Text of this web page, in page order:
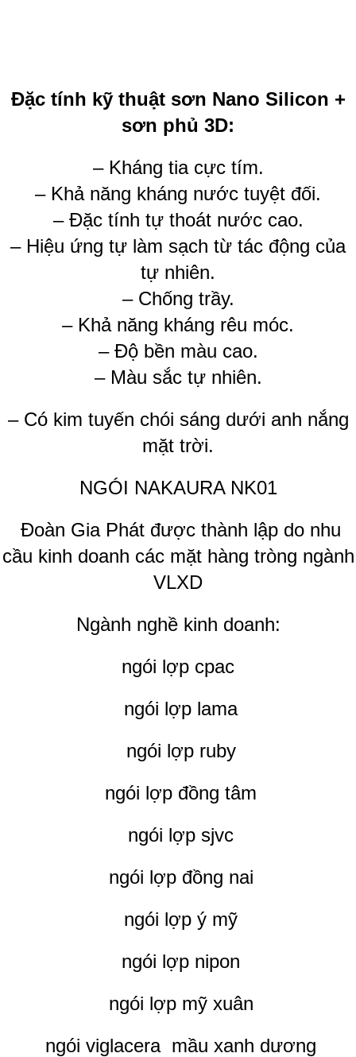
Đặc tính kỹ thuật sơn Nano Silicon +
sơn phủ 3D:
– Kháng tia cực tím.
– Khả năng kháng nước tuyệt đối.
– Đặc tính tự thoát nước cao.
– Hiệu ứng tự làm sạch từ tác động của
tự nhiên.
– Chống trầy.
– Khả năng kháng rêu móc.
– Độ bền màu cao.
– Màu sắc tự nhiên.
– Có kim tuyến chói sáng dưới anh nắng
mặt trời.
NGÓI NAKAURA NK01
Đoàn Gia Phát được thành lập do nhu
cầu kinh doanh các mặt hàng tròng ngành
VLXD
Ngành nghề kinh doanh:
ngói lợp cpac
ngói lợp lama
ngói lợp ruby
ngói lợp đồng tâm
ngói lợp sjvc
ngói lợp đồng nai
ngói lợp ý mỹ
ngói lợp nipon
ngói lợp mỹ xuân
ngói viglacera mầu xanh dương